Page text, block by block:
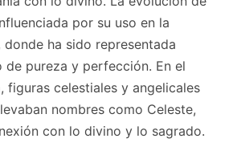
por su uso en la
ha sido representada
de pureza y perfección. En el
figuras celestiales y angelicales
nombres como Celeste,
con lo divino y lo sagrado.